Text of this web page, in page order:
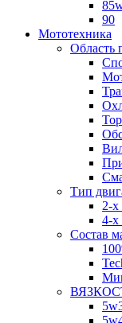
90
Мототехника
Область
Тип
2-х
4-х
Состав